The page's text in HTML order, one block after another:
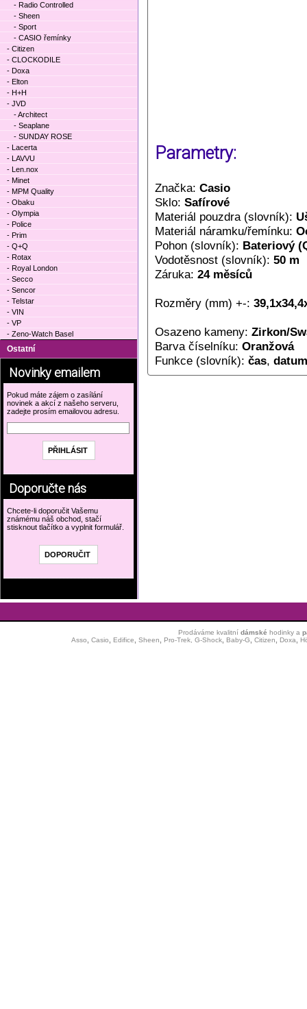
Parametry:
Značka: Casio
Sklo: Safírové
Materiál pouzdra (slovník):
Materiál náramku/řemínku:
Pohon (slovník): Bateriový
Vodotěsnost (slovník): 50 m
Záruka: 24 měsíců
Rozměry (mm) +-:
Osazeno kameny: Zirkon/
Barva číselníku: Oranžová
Funkce (slovník): čas, datum
- Radio Controlled
- Sheen
- Sport
- CASIO řemínky
- Citizen
- CLOCKODILE
- Doxa
- Elton
- H+H
- JVD
- Architect
- Seaplane
- SUNDAY ROSE
- Lacerta
- LAVVU
- Len.nox
- Minet
- MPM Quality
- Obaku
- Olympia
- Police
- Prim
- Q+Q
- Rotax
- Royal London
- Secco
- Sencor
- Telstar
- VIN
- VP
- Zeno-Watch Basel
Ostatní
Novinky emailem
Pokud máte zájem o zasílání
novinek a akcí z našeho serveru,
zadejte prosím emailovou adresu.
Doporučte nás
Chcete-li doporučit Vašemu
známému náš obchod, stačí
stisknout tlačítko a vyplnit formulář.
Prodáváme kvalitní dámské hodinkya
Asso
Casio Edifice Sheen Pro-Trek, G-Shock, Baby-G Citizen Doxa